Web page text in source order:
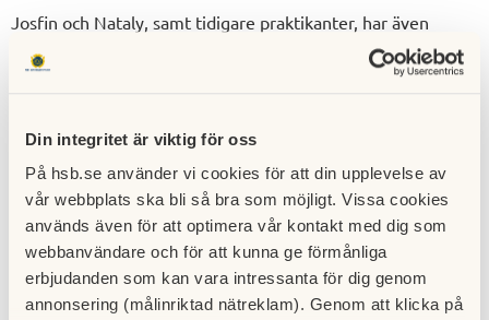
Din integritet är viktig för oss
På hsb.se använder vi cookies för att din upplevelse av
vår webbplats ska bli så bra som möjligt. Vissa cookies
används även för att optimera vår kontakt med dig som
webbanvändare och för att kunna ge förmånliga
erbjudanden som kan vara intressanta för dig genom
annonsering (målinriktad nätreklam). Genom att klicka på
Josfin och Nataly, samt tidigare praktikanter, har även
genomfört olika typer av inventeringar som sedan kommer
ligga till grund för beställning av reparations- och
-Husgrundernas putssockel, vart har putsen släppt och
behöver repareras
-Uteplatsernas/balkongernas vita betongsidor, vilka återstår
att reparera och måla
-Lekplatserna och stängsel, vad är behovet av lagning och